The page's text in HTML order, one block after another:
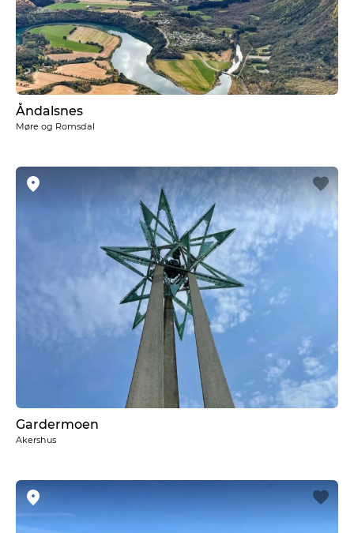
Åndalsnes
Møre og Romsdal
Gardermoen
Akershus